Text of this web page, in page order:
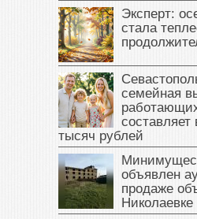
Эксперт:
стала
семейная
тысяч рублей
объявлен
продаже
Николаевке